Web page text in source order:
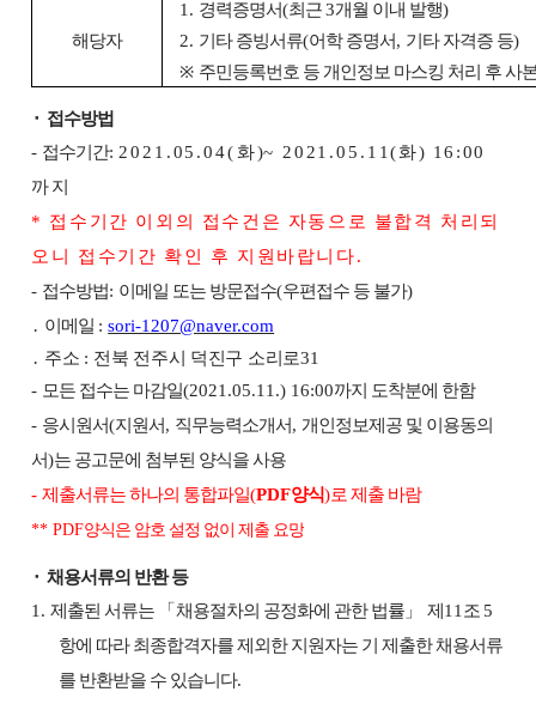
해당자
1. 경력증명서(최근3개월 이내 발행)
2. 기타 증빙서류(어학 증명서, 기타 자격증 등)
※ 주민등록번호 등 개인정보 마스킹 처리 후 사
⬝ 접수방법
- 접수기간: 2021.05.04( 화 ~ 2021.05.11(화) 16:00
까지
* 접수기간 이외의 접수건은 자동으로 불합격 처리되
오니 접수기간 확인 후 지원바랍니다.
- 접수방법: 이메일 또는 방문접수(우편접수 등 불가)
․ 이메일 :sori-1207@naver.com
․ 주소 : 전북 전주시 덕진구 소리로31
- 모든 접수는 마감일(2021.05.11.) 16:00까지 도착분에 한함
- 응시원서(지원서, 직무능력소개서, 개인정보제공 및 이용동의
서)는 공고문에 첨부된 양식을 사용
-제출서류는 하나의 통합파일(PDF양식)로 제출 바람
** PDF양식은 암호 설정 없이 제출 요망
⬝채용서류의 반환 등
1.제출된 서류는 「 채용절차의 공정화에 관한 법률 」제 11 조 5
항에 따라 최종합격자를 제외한 지원자는 기 제출한 채용서류
를 반환받을 수 있습니다.